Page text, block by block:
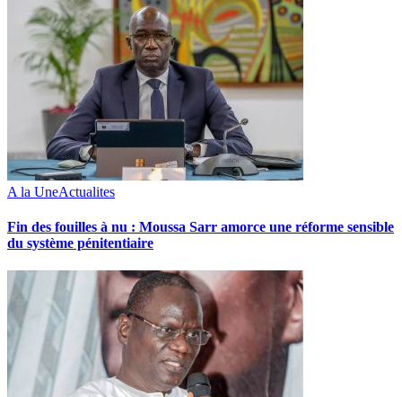
A la UneActualites
Fin des fouilles à nu : Moussa Sarr amorce une réforme sensible
du système pénitentiaire